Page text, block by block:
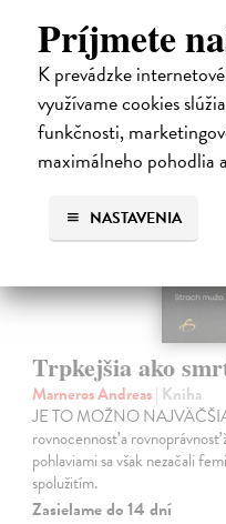
Príjmete
K prevádzke
využívame cookies
funkčnosti,
maximálneho pohodlia
NASTAVENIA
Ďalšie z
Trpkejšia ako
Marneros Andreas| Kniha
JE TO MOŽNO
rovnocennosť a rovnoprávnosť
pohlaviami sa však nezačali
spolužitím.
Zasielame do 14 dní